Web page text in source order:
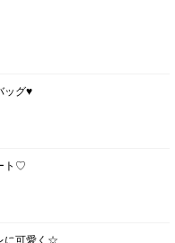
ッグ♥
ト♡
に可愛く☆